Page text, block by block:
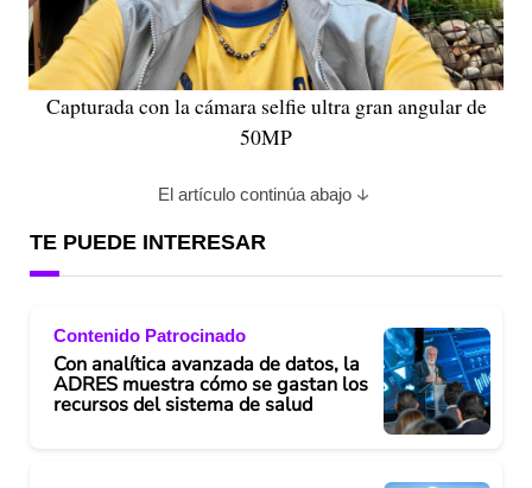
Capturada con la cámara selfie ultra gran angular de
50MP
El artículo continúa abajo
TE PUEDE INTERESAR
Contenido Patrocinado
Con analítica avanzada de datos, la
ADRES muestra cómo se gastan los
recursos del sistema de salud